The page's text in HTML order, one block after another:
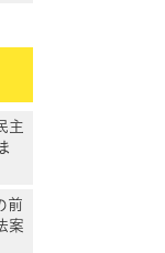
主
前
案